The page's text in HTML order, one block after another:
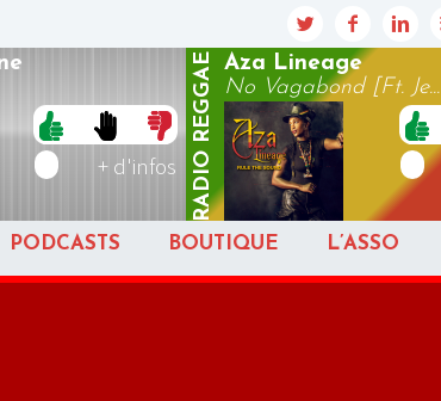
+ d'infos RADIO
REGGAE
Aza Lineage
No Vagabond [Ft. Je...
PODCASTS BOUTIQUE L’ASSO